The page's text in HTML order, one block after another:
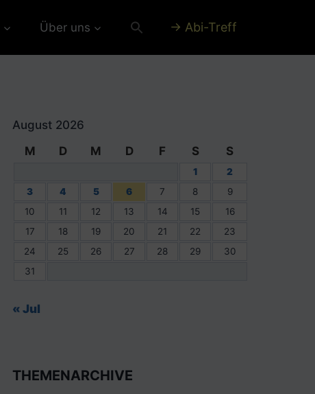
Über uns → Abi-Treff
August 2026
M
D M D F S S
1
2
3
4 5 6 7 8
9
10
11 12 13 14 15
16
17
18 19 20 21 22
23
24
25 26 27 28 29
30
31
« Jul
THEMENARCHIVE